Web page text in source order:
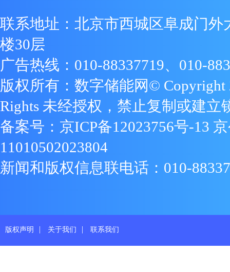
联系地址：北京市西城区阜成门外
楼30层
广告热线：010-88337719、010-
版权所有：数字储能网© Copyright
Rights 未经授权，禁止复制或建立
备案号： 京ICP备12023756号-13
11010502023804
新闻和版权信息联电话：010-
版权声明 | 关于我们 | 联系我们